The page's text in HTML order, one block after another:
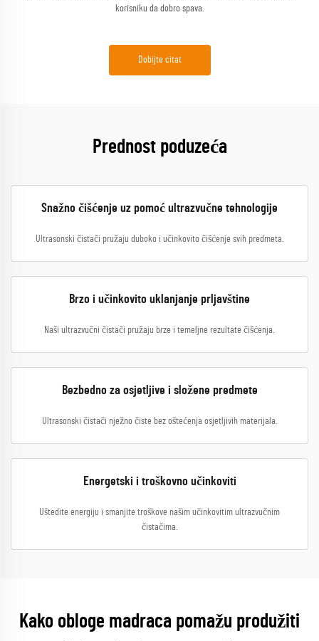
korisniku da dobro spava.
Dobijte citat
Prednost poduzeća
Snažno čišćenje uz pomoć ultrazvučne tehnologije
Ultrasonski čistači pružaju duboko i učinkovito čišćenje svih predmeta.
Brzo i učinkovito uklanjanje prljavštine
Naši ultrazvučni čistači pružaju brze i temeljne rezultate čišćenja.
Bezbedno za osjetljive i složene predmete
Ultrasonski čistači nježno čiste bez oštećenja osjetljivih materijala.
Energetski i troškovno učinkoviti
Uštedite energiju i smanjite troškove našim učinkovitim ultrazvučnim
čistačima.
Kako obloge madraca pomažu produžiti